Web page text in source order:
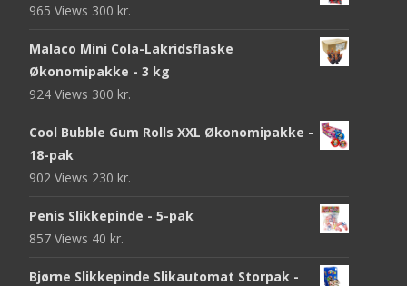
965 Views 300 kr.
Malaco Mini Cola-Lakridsflaske
Økonomipakke - 3 kg
924 Views 300 kr.
Cool Bubble Gum Rolls XXL Økonomipakke -
18-pak
902 Views 230 kr.
Penis Slikkepinde - 5-pak
857 Views 40 kr.
Bjørne Slikkepinde Slikautomat Storpak -